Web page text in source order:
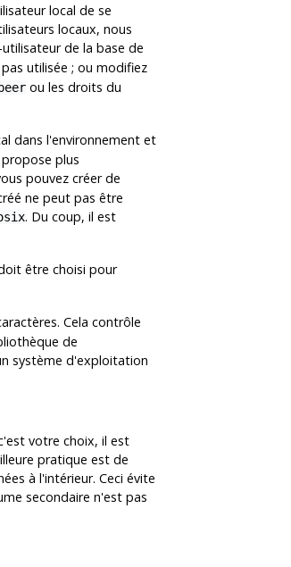
local de se
locaux, nous
de la base de
utilisée ; ou modifiez
ou les droits du
dans l'environnement et
propose plus
pouvez créer de
ne peut pas être
. Du coup, il est
être choisi pour
Cela contrôle
de
système d'exploitation
votre choix, il est
pratique est de
à l'intérieur. Ceci évite
secondaire n'est pas